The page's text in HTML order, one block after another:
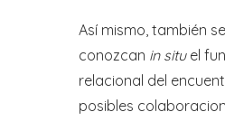
Así mismo, también
conozcan in situel
relacional del
posibles